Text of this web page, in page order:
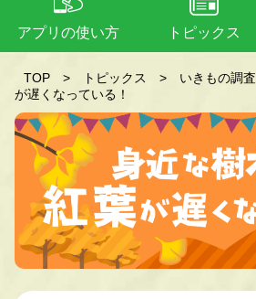
アプリの使い方 トピックス
TOP > トピックス > いきもの調査
が遅くなっている！